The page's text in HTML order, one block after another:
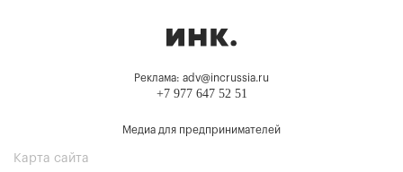
Реклама: adv@incrussia.ru
+7 977 647 52 51
Медиа для предпринимателей
Карта сайта